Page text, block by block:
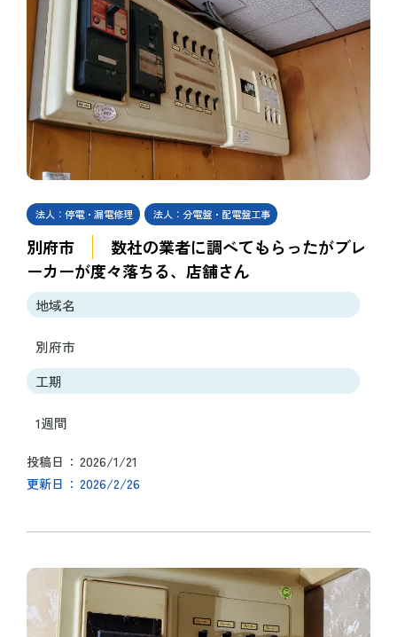
法人：停電・漏電修理 法人：分電盤・配電盤工事
別府市
数社の業者に調べてもらったがブレ
ーカーが度々落ちる、店舗さん
地域名
別府市
工期
1週間
投稿日 2026/1/21
更新日 2026/2/26